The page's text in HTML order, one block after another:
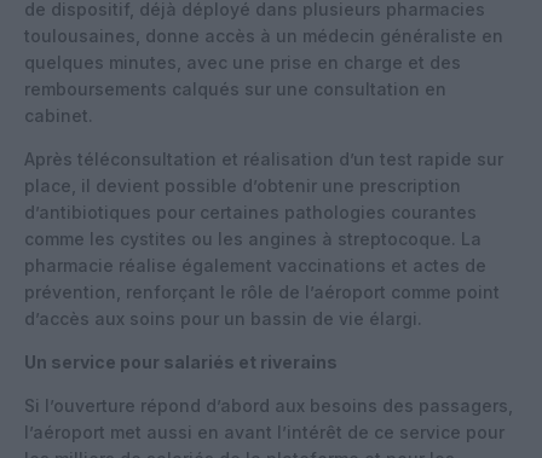
de dispositif, déjà déployé dans plusieurs pharmacies
toulousaines, donne accès à un médecin généraliste en
quelques minutes, avec une prise en charge et des
remboursements calqués sur une consultation en
cabinet.
Après téléconsultation et réalisation d’un test rapide sur
place, il devient possible d’obtenir une prescription
d’antibiotiques pour certaines pathologies courantes
comme les cystites ou les angines à streptocoque. La
pharmacie réalise également vaccinations et actes de
prévention, renforçant le rôle de l’aéroport comme point
d’accès aux soins pour un bassin de vie élargi.
Un service pour salariés et riverains
Si l’ouverture répond d’abord aux besoins des passagers,
l’aéroport met aussi en avant l’intérêt de ce service pour